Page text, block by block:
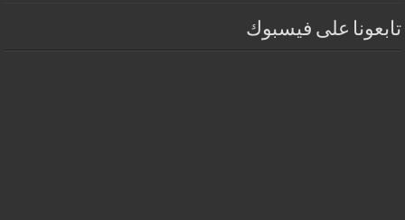
تابعونا على فيسبوك